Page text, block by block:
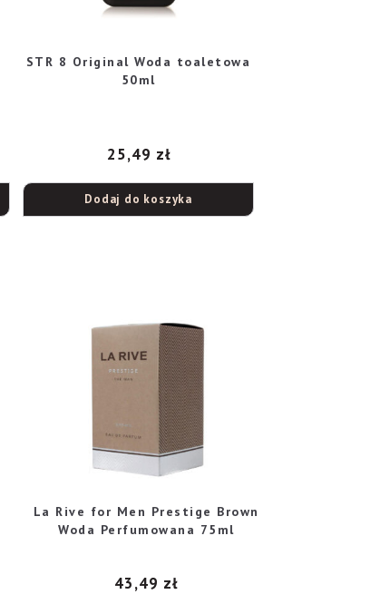
STR 8 Original Woda toaletowa
50ml
25,49 zł
Dodaj do koszyka
La Rive for Men Prestige Brown
Woda Perfumowana 75ml
43,49 zł